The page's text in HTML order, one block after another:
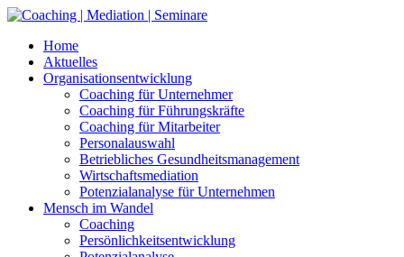
Skip
contentHome
Aktuelles
Organisationsentwicklung
Coaching für Unternehmer
Coaching für Führungskräfte
Coaching für Mitarbeiter
Personalauswahl
Betriebliches Gesundheitsmanagement
Wirtschaftsmediation
Potenzialanalyse für Unternehmen
Mensch im Wandel
Coaching
Persönlichkeitsentwicklung